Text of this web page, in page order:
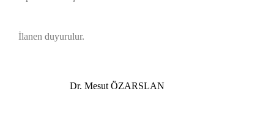
İlanen duyurulur.
Dr. Mesut ÖZARSLAN